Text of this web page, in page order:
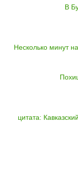
В
Несколько минут
цитата: